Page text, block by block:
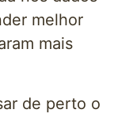
melhor
mais
de perto o